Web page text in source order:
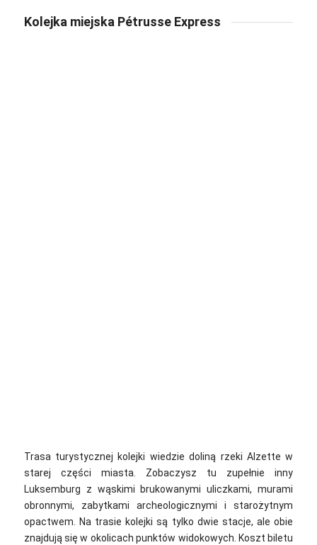
Kolejka miejska Pétrusse Express
Trasa turystycznej kolejki wiedzie doliną rzeki Alzette w
starej części miasta. Zobaczysz tu zupełnie inny
Luksemburg z wąskimi brukowanymi uliczkami, murami
obronnymi, zabytkami archeologicznymi i starożytnym
opactwem. Na trasie kolejki są tylko dwie stacje, ale obie
znajdują się w okolicach punktów widokowych. Koszt biletu